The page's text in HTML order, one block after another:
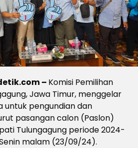
– Komisi Pemilihan
Jawa Timur, menggelar
pengundian dan
pasangan calon (Paslon)
Tulungagung periode 2024-
malam (23/09/24).